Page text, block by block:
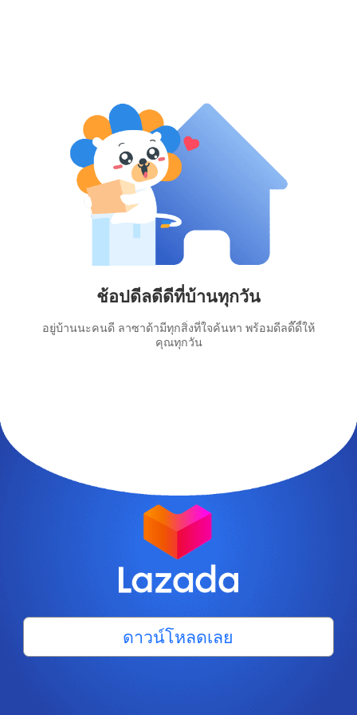
ช้อปดีลดีดีที่บ้านทุกวัน
อยู่บ้านนะคนดี ลาซาด้ามีทุกสิ่งที่ใจค้นหา พร้อมดีลดี๊ดี้ให้
คุณทุกวัน
ดาวน์โหลดเลย